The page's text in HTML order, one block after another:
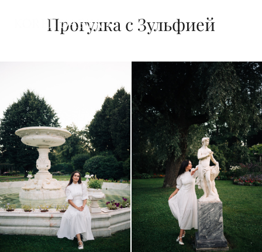
Прогулка с Зульфией